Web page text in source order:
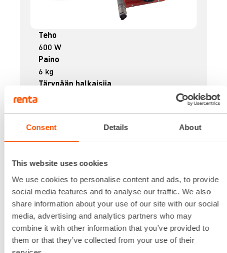
Consent Details About
This website uses cookies
We use cookies to personalise content and ads, to provide
social media features and to analyse our traffic. We also
share information about your use of our site with our social
media, advertising and analytics partners who may
combine it with other information that you’ve provided to
them or that they’ve collected from your use of their
Teho
600 W
Paino
6 kg
Tärypään halkaisija
Virta
230 V
Kuukausi 297,68 €/ kk
VUOKRAA